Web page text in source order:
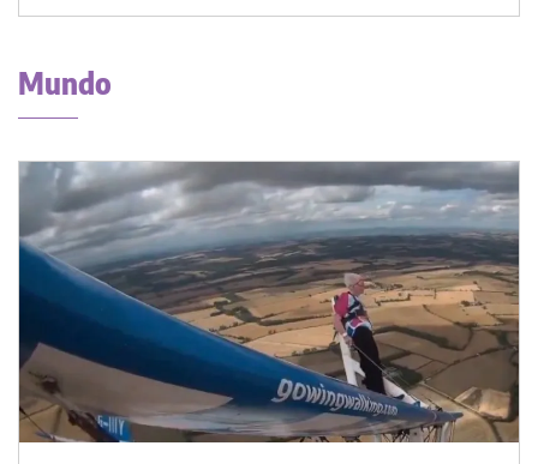
Mundo